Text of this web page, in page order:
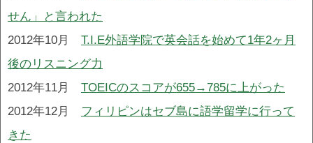
せん」と言われた
2012年10月 T.I.E外語学院で英会話を始めて1年2ヶ月
後のリスニング力
2012年11月 TOEICのスコアが655→785に上がった
2012年12月 フィリピンはセブ島に語学留学に行って
きた